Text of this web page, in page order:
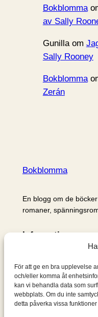
För att ge en bra upplevelse
och/eller komma åt
kan vi behandla data som
webbplats. Om du inte
detta påverka vissa
Bokblomma
av Sally
Gunillaom
Sally Rooney
Bokblomma
Zerán
Bokblomma
En blogg om de
romaner,
Information
Om mig & om bloggen
S
ö
k